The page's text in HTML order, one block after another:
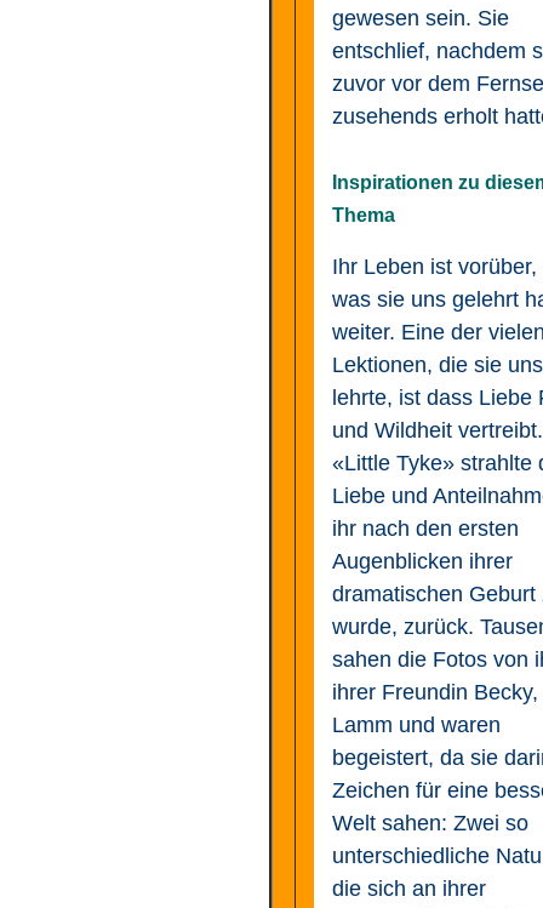
gewesen sein. Sie
entschlief, nachdem
zuvor vor dem
zusehends erholt
Inspirationen zu
Thema
Ihr Leben ist vorüber,
was sie uns gelehrt
weiter. Eine der
Lektionen, die sie uns
lehrte, ist dass Liebe
und Wildheit vertreibt.
«Little Tyke» strahlte
Liebe und
ihr nach den ersten
Augenblicken ihrer
dramatischen Geburt
wurde, zurück.
sahen die Fotos von
ihrer Freundin
Lamm und waren
begeistert, da sie
Zeichen für eine
Welt sahen: Zwei so
unterschiedliche
die sich an ihrer